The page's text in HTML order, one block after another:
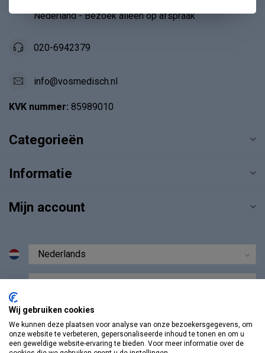
Nederland - Bezoek alléén op afspraak
020-6942379
info@vosmedisch.nl
KVK nummer: 85989010
Categorieën
Informatie
Mijn account
Wij gebruiken cookies
We kunnen deze plaatsen voor analyse van onze bezoekersgegevens, om
onze website te verbeteren, gepersonaliseerde inhoud te tonen en om u
een geweldige website-ervaring te bieden. Voor meer informatie over de